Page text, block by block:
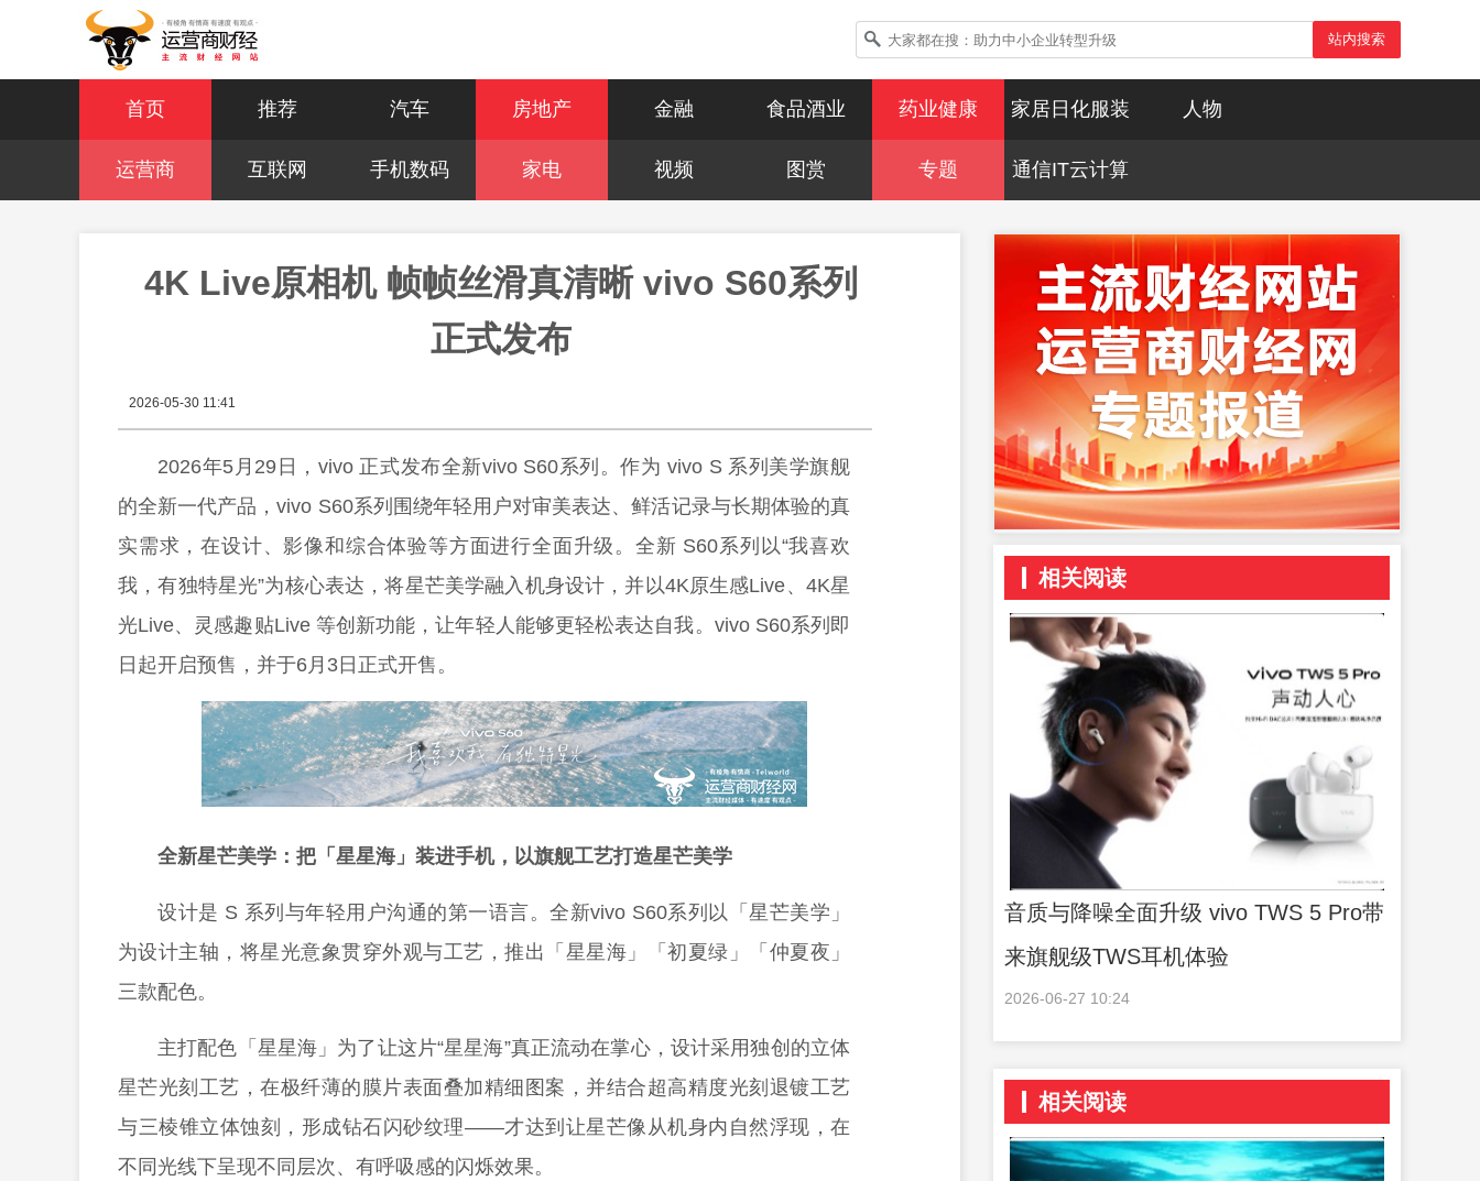
站内搜索
首页 推荐 汽车 房地产 金融 食品酒业 药业健康 家居日化服装 人物
运营商 互联网 手机数码 家电 视频 图赏 专题 通信IT云计算
4K Live原相机 帧帧丝滑真清晰 vivo S60系列
正式发布
2026-05-30 11:41
2026年5月29日，vivo 正式发布全新vivo S60系列。作为 vivo S 系列美学旗舰
的全新一代产品，vivo S60系列围绕年轻用户对审美表达、鲜活记录与长期体验的真
实需求，在设计、影像和综合体验等方面进行全面升级。全新 S60系列以“我喜欢
我，有独特星光”为核心表达，将星芒美学融入机身设计，并以4K原生感Live、4K星
光Live、灵感趣贴Live 等创新功能，让年轻人能够更轻松表达自我。vivo S60系列即
日起开启预售，并于6月3日正式开售。
全新星芒美学：把「星星海」装进手机，以旗舰工艺打造星芒美学
设计是 S 系列与年轻用户沟通的第一语言。全新vivo S60系列以「星芒美学」
为设计主轴，将星光意象贯穿外观与工艺，推出「星星海」「初夏绿」「仲夏夜」
三款配色。
主打配色「星星海」为了让这片“星星海”真正流动在掌心，设计采用独创的立体
星芒光刻工艺，在极纤薄的膜片表面叠加精细图案，并结合超高精度光刻退镀工艺
与三棱锥立体蚀刻，形成钻石闪砂纹理——才达到让星芒像从机身内自然浮现，在
不同光线下呈现不同层次、有呼吸感的闪烁效果。
相关阅读
音质与降噪全面升级 vivo TWS 5 Pro带
来旗舰级TWS耳机体验
2026-06-27 10:24
相关阅读